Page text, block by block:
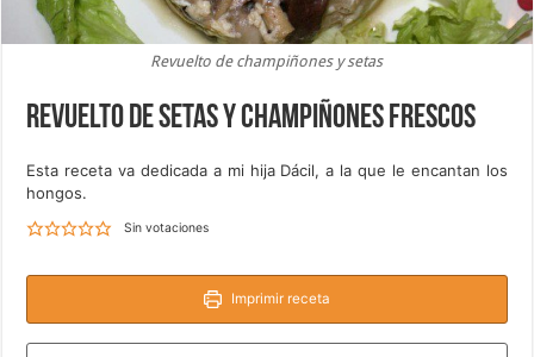
Revuelto de champiñones y setas
Revuelto de setas y champiñones frescos
Esta receta va dedicada a mi hija Dácil, a la que le encantan los
hongos.
Sin votaciones
Imprimir receta